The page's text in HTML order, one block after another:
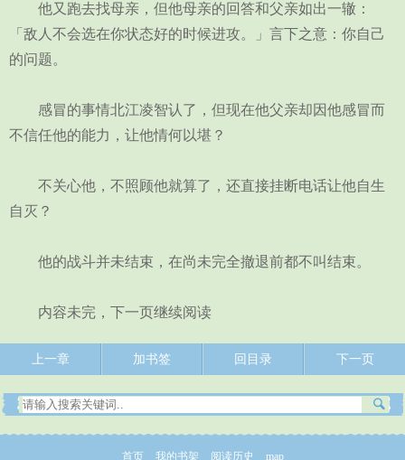
他又跑去找母亲，但他母亲的回答和父亲如出一辙：
「敌人不会选在你状态好的时候进攻。」言下之意：你自己
的问题。
感冒的事情北江凌智认了，但现在他父亲却因他感冒而
不信任他的能力，让他情何以堪？
不关心他，不照顾他就算了，还直接挂断电话让他自生
自灭？
他的战斗并未结束，在尚未完全撤退前都不叫结束。
内容未完，下一页继续阅读
上一章 加书签 回目录 下一页
首页 我的书架 阅读历史 map